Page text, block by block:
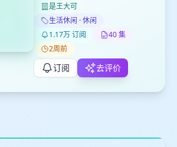
是王大可
生活休闲 · 休闲
1.17万 订阅
40 集
2周前
订阅 去评价
取消